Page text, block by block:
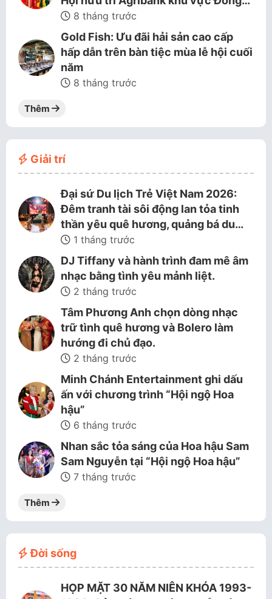
8 tháng trước
Gold Fish: Ưu đãi hải sản cao cấp
hấp dẫn trên bàn tiệc mùa lễ hội cuối
năm
8 tháng trước
Thêm
Giải trí
Đại sứ Du lịch Trẻ Việt Nam 2026:
Đêm tranh tài sôi động lan tỏa tinh
thần yêu quê hương, quảng bá du…
1 tháng trước
DJ Tiffany và hành trình đam mê âm
nhạc bằng tình yêu mảnh liệt.
2 tháng trước
Tâm Phương Anh chọn dòng nhạc
trữ tình quê hương và Bolero làm
hướng đi chủ đạo.
2 tháng trước
Minh Chánh Entertainment ghi dấu
ấn với chương trình “Hội ngộ Hoa
hậu”
6 tháng trước
Nhan sắc tỏa sáng của Hoa hậu Sam
Sam Nguyễn tại “Hội ngộ Hoa hậu”
7 tháng trước
Thêm
Đời sống
HỌP MẶT 30 NĂM NIÊN KHÓA 1993-